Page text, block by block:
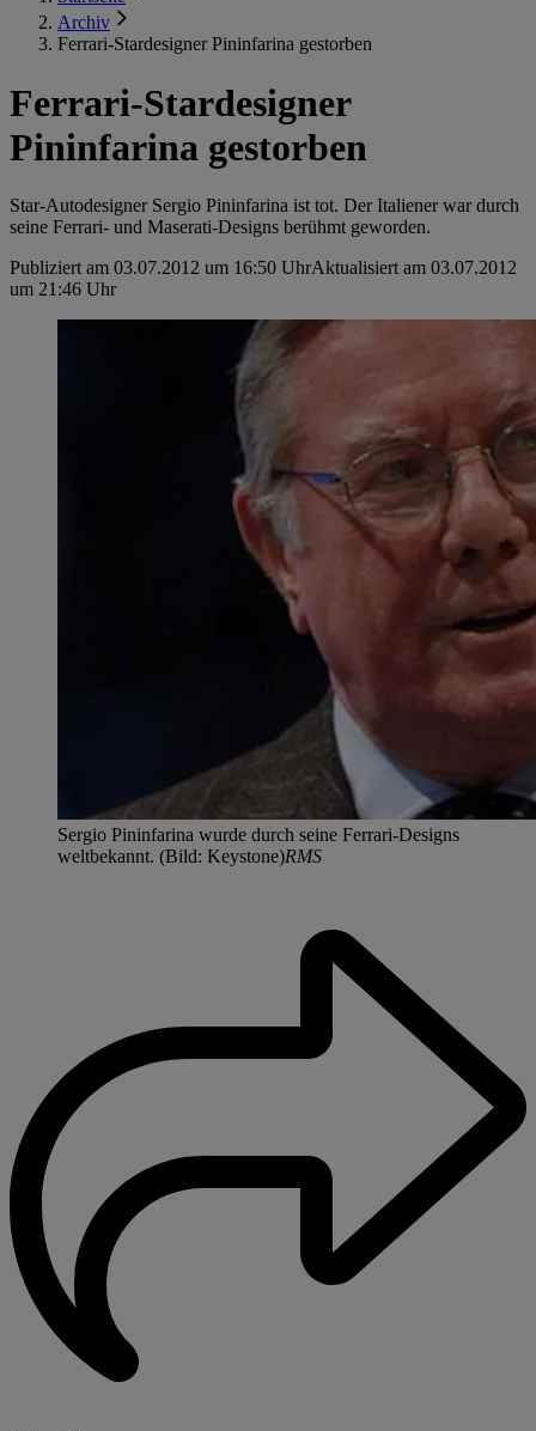
Archiv
Ferrari-Stardesigner Pininfarina gestorben
Ferrari-Stardesigner
Pininfarina gestorben
Star-Autodesigner Sergio Pininfarina ist tot. Der Italiener war durch
seine Ferrari- und Maserati-Designs berühmt geworden.
Publiziert am 03.07.2012 um 16:50 UhrAktualisiert am 03.07.2012
um 21:46 Uhr
Sergio Pininfarina wurde durch seine Ferrari-Designs
weltbekannt. (Bild: Keystone)RMS